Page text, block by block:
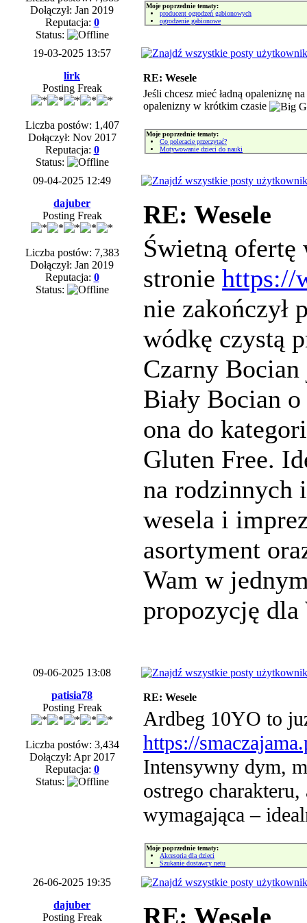
Dołączył: Jan 2019
Reputacja: 0
Status:
Moje poprzednie tematy:
producent ogrodzeń gabionowych
ogrodzenie gabionowe
19-03-2025 13:57
lirk
Posting Freak
Liczba postów: 1,407
Dołączył: Nov 2017
Reputacja: 0
Status:
RE: Wesele
Jeśli chcesz mieć ładną opaleniznę
opalenizny w krótkim czasie
Moje poprzednie tematy:
Co polecacie przeczytać?
Motywowanie dzieci do nauki
09-04-2025 12:49
dajuber
Posting Freak
Liczba postów: 7,383
Dołączył: Jan 2019
Reputacja: 0
Status:
RE: Wesele
Świetną
stronie https://
nie zakończył
wódkę czystą
Czarny
Biały Bocian
ona do
Gluten Free.
na rodzinnych
wesela i
asortyment
Wam w
propozycję dla
09-06-2025 13:08
patisia78
Posting Freak
Liczba postów: 3,434
Dołączył: Apr 2017
Reputacja: 0
Status:
RE: Wesele
Ardbeg 10YO to
https://
Intensywny dym,
ostrego
wymagająca –
Moje poprzednie tematy:
Akcesoria dla dzieci
Szukanie dostawcy netu
26-06-2025 19:35
dajuber
Posting Freak
RE: Wesele